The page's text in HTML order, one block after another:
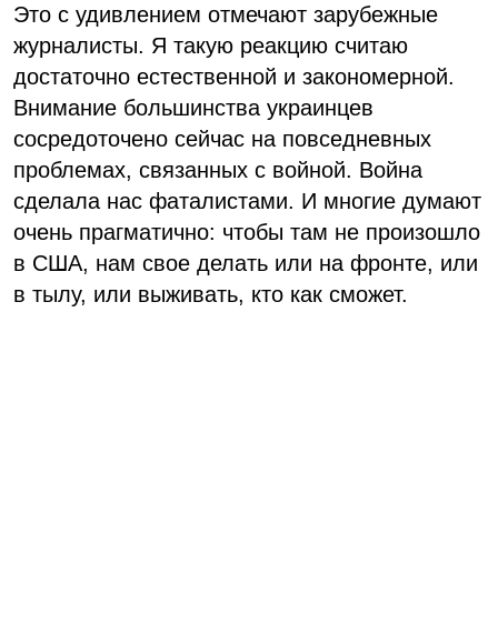
Это с удивлением отмечают зарубежные
журналисты. Я такую ​​реакцию считаю
достаточно естественной и закономерной.
Внимание большинства украинцев
сосредоточено сейчас на повседневных
проблемах, связанных с войной. Война
сделала нас фаталистами. И многие думают
очень прагматично: чтобы там не произошло
в США, нам свое делать или на фронте, или
в тылу, или выживать, кто как сможет.